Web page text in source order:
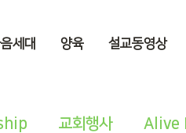
세대 양육 설교동영상
교회행사 Alive